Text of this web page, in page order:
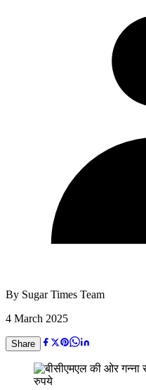
By Sugar Times Team
4 March 2025
Share